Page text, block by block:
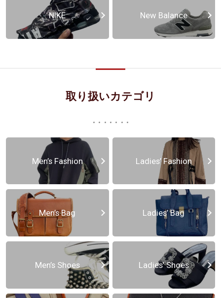
NIKE New Balance
取り扱いカテゴリ
Men’s Fashion Ladies’ Fashion
Men’s Bag Ladies’ Bag
Men’s Shoes Ladies’ Shoes